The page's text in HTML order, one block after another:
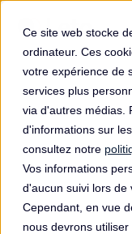
Ce site web stocke
ordinateur. Ces
votre expérience de
services plus
via d'autres médias.
d'informations sur
consultez notre
Vos informations
d'aucun suivi lors de
Cependant, en vue
nous devrons